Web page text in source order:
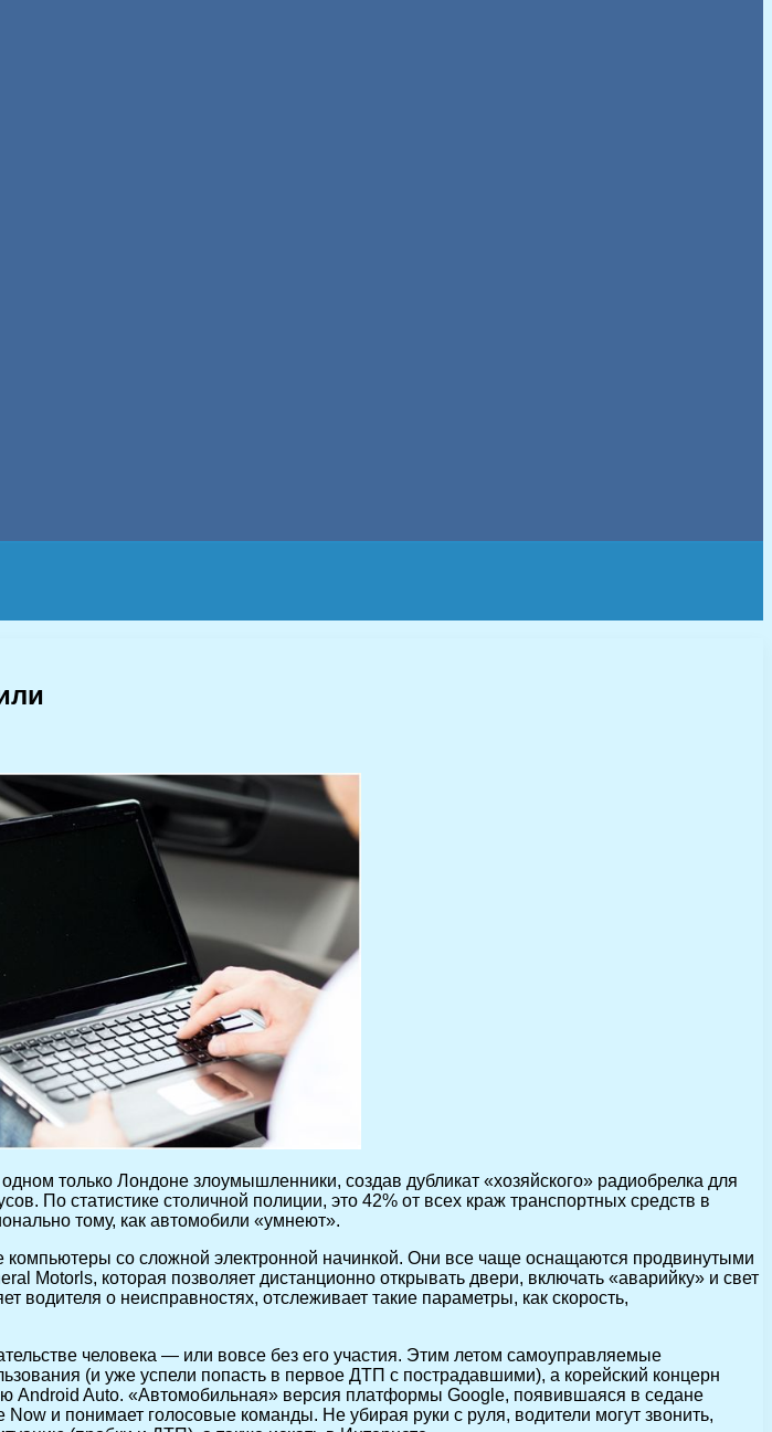
только Лондоне злоумышленники, создав дубликат «хозяйского» радиобрелка для
По статистике столичной полиции, это 42% от всех краж транспортных средств в
тому, как автомобили «умнеют».
со сложной электронной начинкой. Они все чаще оснащаются продвинутыми
которая позволяет дистанционно открывать двери, включать «аварийку» и свет
о неисправностях, отслеживает такие параметры, как скорость,
человека — или вовсе без его участия. Этим летом самоуправляемые
(и уже успели попасть в первое ДТП с пострадавшими), а корейский концерн
Android Auto. «Автомобильная» версия платформы Google, появившаяся в седане
и понимает голосовые команды. Не убирая руки с руля, водители могут звонить,